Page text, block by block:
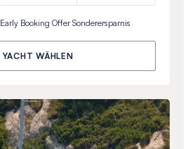
Early Booking OfferSonderersparnis
YACHT WÄHLEN